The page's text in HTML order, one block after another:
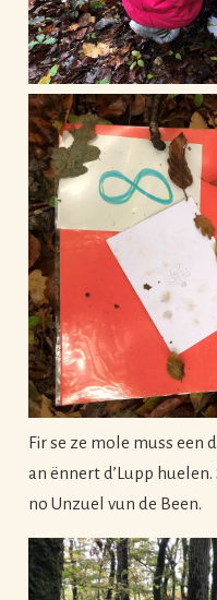
Fir se ze mole muss een
an ënnert d’Lupp
no Unzuel vun de Been.